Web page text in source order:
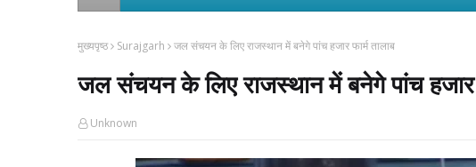
मुख्यपृष्ठ Surajgarh जल संचयन के लिए राजस्थान में बनेगे पांच हजार फार्म तालाब
जल संचयन के लिए राजस्थान में बनेगे पांच हजार
Unknown